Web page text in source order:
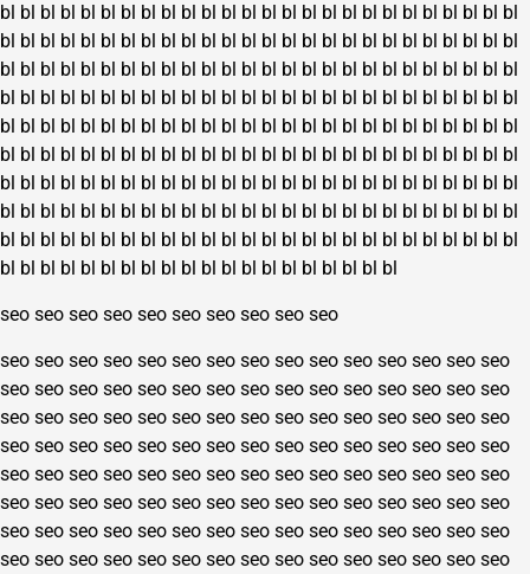
bl bl bl bl bl bl bl bl bl bl bl bl bl bl bl bl bl bl bl bl bl bl bl bl bl bl
bl bl bl bl bl bl bl bl bl bl bl bl bl bl bl bl bl bl bl bl bl bl bl bl bl bl
bl bl bl bl bl bl bl bl bl bl bl bl bl bl bl bl bl bl bl bl bl bl bl bl bl bl
bl bl bl bl bl bl bl bl bl bl bl bl bl bl bl bl bl bl bl bl bl bl bl bl bl bl
bl bl bl bl bl bl bl bl bl bl bl bl bl bl bl bl bl bl bl bl bl bl bl bl bl bl
bl bl bl bl bl bl bl bl bl bl bl bl bl bl bl bl bl bl bl bl bl bl bl bl bl bl
bl bl bl bl bl bl bl bl bl bl bl bl bl bl bl bl bl bl bl bl bl bl bl bl bl bl
bl bl bl bl bl bl bl bl bl bl bl bl bl bl bl bl bl bl bl bl bl bl bl bl bl bl
bl bl bl bl bl bl bl bl bl bl bl bl bl bl bl bl bl bl bl bl bl bl bl bl bl bl
bl bl bl bl bl bl bl bl bl bl bl bl bl bl bl bl bl bl bl bl
seo seo seo seo seo seo seo seo seo seo
seo seo seo seo seo seo seo seo seo seo seo seo seo seo seo
seo seo seo seo seo seo seo seo seo seo seo seo seo seo seo
seo seo seo seo seo seo seo seo seo seo seo seo seo seo seo
seo seo seo seo seo seo seo seo seo seo seo seo seo seo seo
seo seo seo seo seo seo seo seo seo seo seo seo seo seo seo
seo seo seo seo seo seo seo seo seo seo seo seo seo seo seo
seo seo seo seo seo seo seo seo seo seo seo seo seo seo seo
seo seo seo seo seo seo seo seo seo seo seo seo seo seo seo